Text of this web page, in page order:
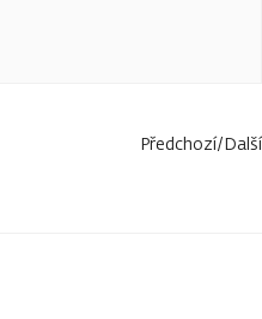
Předchozí/Další